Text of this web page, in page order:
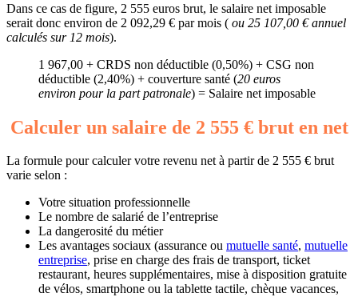
Dans ce cas de figure, 2 555 euros brut, le salaire net imposable
serait donc environ de 2 092,29 € par mois ( ou 25 107,00 € annuel
calculés sur 12 mois).
1 967,00 + CRDS non déductible (0,50%) + CSG non
déductible (2,40%) + couverture santé (20 euros
environ pour la part patronale) = Salaire net imposable
Calculer un salaire de 2 555 € brut en net
La formule pour calculer votre revenu net à partir de 2 555 € brut
varie selon :
Votre situation professionnelle
Le nombre de salarié de l’entreprise
La dangerosité du métier
Les avantages sociaux (assurance ou mutuelle santé, mutuelle
entreprise, prise en charge des frais de transport, ticket
restaurant, heures supplémentaires, mise à disposition gratuite
de vélos, smartphone ou la tablette tactile, chèque vacances,